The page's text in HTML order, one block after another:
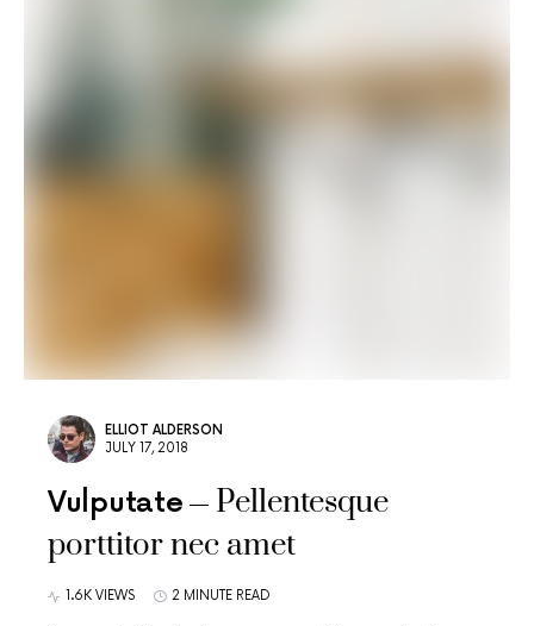
ELLIOT ALDERSON
JULY 17, 2018
Vulputate
Pellentesque
porttitor nec amet
1.6K VIEWS 2 MINUTE READ